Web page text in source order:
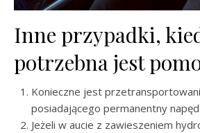
Inne przypadki,
potrzebna jest
Konieczne jest
posiadającego permanentny
Jeżeli w aucie z zawieszeniem